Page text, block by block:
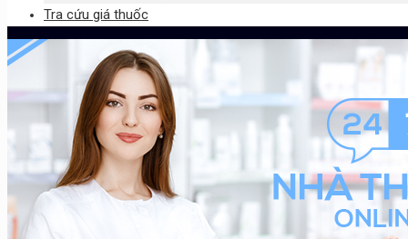
Tra cứu giá thuốc